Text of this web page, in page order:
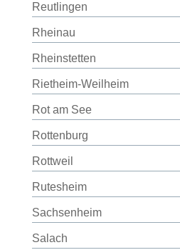
Reutlingen
Rheinau
Rheinstetten
Rietheim-Weilheim
Rot am See
Rottenburg
Rottweil
Rutesheim
Sachsenheim
Salach